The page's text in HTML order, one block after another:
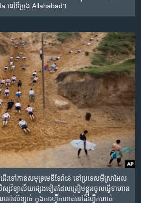
នៅ​ទីក្រុង Allahabad។
ើរ​ទៅ​កាន់​សមុទ្រ​មេឌីទែរ៉ានេ នៅ​ប្រទេស​អ៊ីស្រាអែល
ទ្យាល័យ​ផ្សេង​ទៀត​ដែល​​ត្រៀម​ខ្លួន​ចូលធ្វើ​ទាហាន​
ៅ​លើ​​ខ្សាច់ ក្នុង​ការ​ហ្វឹកហាត់​នៅ​ជំរំ​ហ្វឹកហាត់​